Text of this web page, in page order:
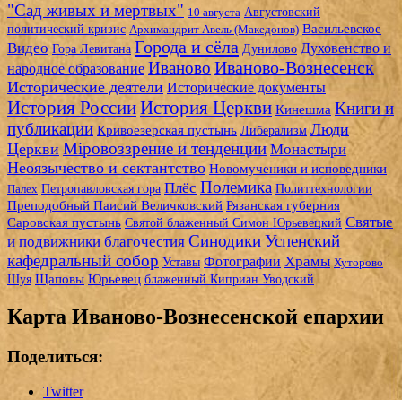
"Сад живых и мертвых" 10 августа Августовский
политический кризис Архимандрит Авель (Македонов) Васильевское
Видео Гора Левитана Города и сёла Дунилово Духовенство и
народное образование Иваново Иваново-Вознесенск
Исторические деятели Исторические документы
История РоссииИстория Церкви Кинешма Книги и
публикации Кривоезерская пустынь Либерализм Люди
Церкви Мiровоззрение и тенденции Монастыри
Неоязычество и сектантство Новомученики и исповедники
Палех Петропавловская гора Плёс Полемика Политтехнологии
Преподобный Паисий Величковский Рязанская губерния
Саровская пустынь Святой блаженный Симон Юрьевецкий Святые
и подвижники благочестия СинодикиУспенский
кафедральный собор Уставы Фотографии Храмы Хуторово
Шуя Щаповы Юрьевец блаженный Киприан Уводский
Карта Иваново-Вознесенской епархии
Поделиться:
Twitter